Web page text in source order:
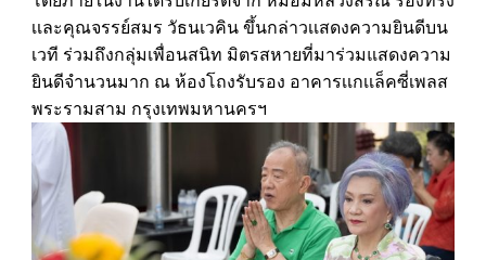
เเละคุณจรรย์สมร วัธนเวคิน​ ขึ้นกล่าวเเสดงความยินดีบน
เวที​ ร่วมถึงกลุ่มเพื่อนสนิท มิตรสหายที่มาร่วมแสดงความ
ยินดีจำนวนมาก ณ​ ห้องโถงรับรอง​ อาคารเเกเเล็คซี่เพลส
พระรามสาม กรุงเทพมหานครฯ